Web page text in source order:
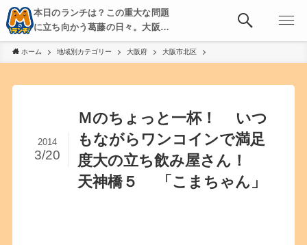
本日のランチは？この重大な問題
に立ち向かう葛藤の日々。大阪・
京都・神戸を中心とした食べ歩
き、飲み歩きを綴る。
ホーム 地域別カテゴリー 大阪府 大阪市北区
Ｍのちょっと一杯！ いつ
もながらワンコインで満足
度大の立ち飲み屋さん！
天神橋５ 「こまちゃん」
2014
3/20